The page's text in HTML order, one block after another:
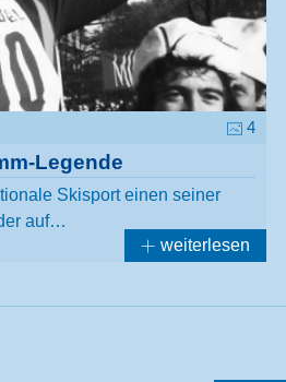
4
Legende
Skisport einen seiner
auf…
weiterlesen